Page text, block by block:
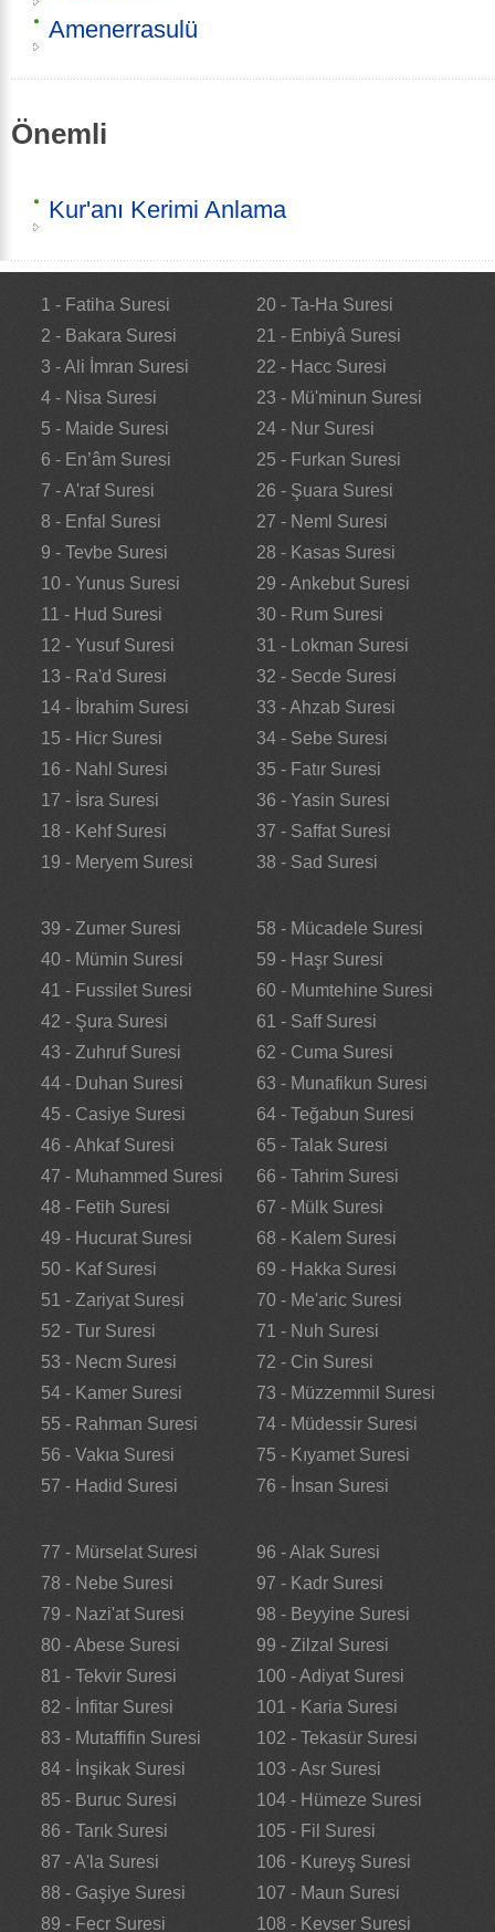
Amenerrasulü
Önemli
Kur'anı Kerimi Anlama
1 - Fatiha Suresi
2 - Bakara Suresi
3 - Ali İmran Suresi
4 - Nisa Suresi
5 - Maide Suresi
6 - En’âm Suresi
7 - A'raf Suresi
8 - Enfal Suresi
9 - Tevbe Suresi
10 - Yunus Suresi
11 - Hud Suresi
12 - Yusuf Suresi
13 - Ra'd Suresi
14 - İbrahim Suresi
15 - Hicr Suresi
16 - Nahl Suresi
17 - İsra Suresi
18 - Kehf Suresi
19 - Meryem Suresi
20 - Ta-Ha Suresi
21 - Enbiyâ Suresi
22 - Hacc Suresi
23 - Mü'minun Suresi
24 - Nur Suresi
25 - Furkan Suresi
26 - Şuara Suresi
27 - Neml Suresi
28 - Kasas Suresi
29 - Ankebut Suresi
30 - Rum Suresi
31 - Lokman Suresi
32 - Secde Suresi
33 - Ahzab Suresi
34 - Sebe Suresi
35 - Fatır Suresi
36 - Yasin Suresi
37 - Saffat Suresi
38 - Sad Suresi
39 - Zumer Suresi
40 - Mümin Suresi
41 - Fussilet Suresi
42 - Şura Suresi
43 - Zuhruf Suresi
44 - Duhan Suresi
45 - Casiye Suresi
46 - Ahkaf Suresi
47 - Muhammed Suresi
48 - Fetih Suresi
49 - Hucurat Suresi
50 - Kaf Suresi
51 - Zariyat Suresi
52 - Tur Suresi
53 - Necm Suresi
54 - Kamer Suresi
55 - Rahman Suresi
56 - Vakıa Suresi
57 - Hadid Suresi
58 - Mücadele Suresi
59 - Haşr Suresi
60 - Mumtehine Suresi
61 - Saff Suresi
62 - Cuma Suresi
63 - Munafikun Suresi
64 - Teğabun Suresi
65 - Talak Suresi
66 - Tahrim Suresi
67 - Mülk Suresi
68 - Kalem Suresi
69 - Hakka Suresi
70 - Me'aric Suresi
71 - Nuh Suresi
72 - Cin Suresi
73 - Müzzemmil Suresi
74 - Müdessir Suresi
75 - Kıyamet Suresi
76 - İnsan Suresi
77 - Mürselat Suresi
78 - Nebe Suresi
79 - Nazi'at Suresi
80 - Abese Suresi
81 - Tekvir Suresi
82 - İnfitar Suresi
83 - Mutaffifin Suresi
84 - İnşikak Suresi
85 - Buruc Suresi
86 - Tarık Suresi
87 - A'la Suresi
88 - Gaşiye Suresi
89 - Fecr Suresi
96 - Alak Suresi
97 - Kadr Suresi
98 - Beyyine Suresi
99 - Zilzal Suresi
100 - Adiyat Suresi
101 - Karia Suresi
102 - Tekasür Suresi
103 - Asr Suresi
104 - Hümeze Suresi
105 - Fil Suresi
106 - Kureyş Suresi
107 - Maun Suresi
108 - Kevser Suresi